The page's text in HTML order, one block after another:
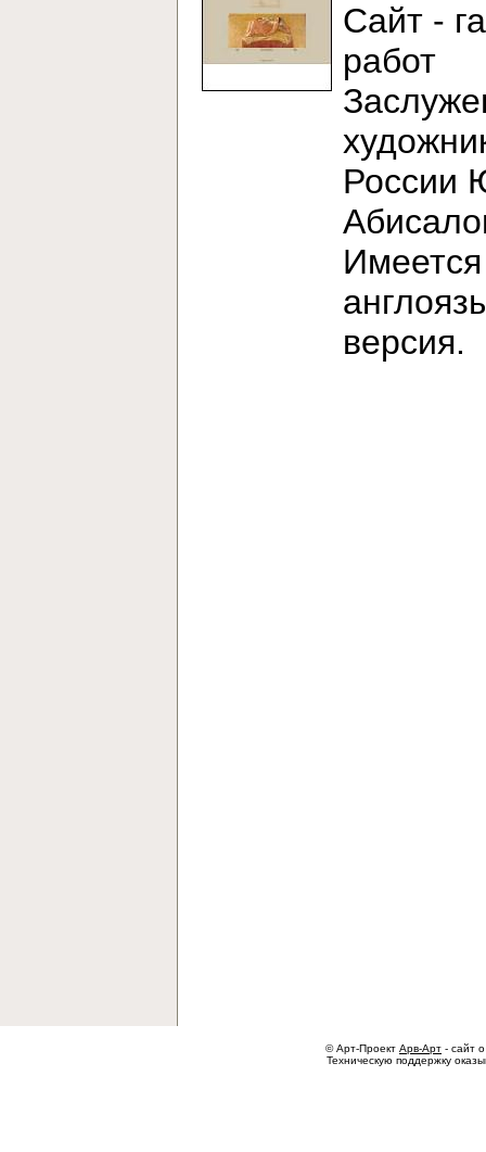
Сайт -
работ
России
Имеется
версия.
© Арт-Проект Арв-Арт - сайт
Техническую поддержку